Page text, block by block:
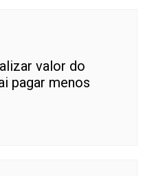
valor do
pagar menos